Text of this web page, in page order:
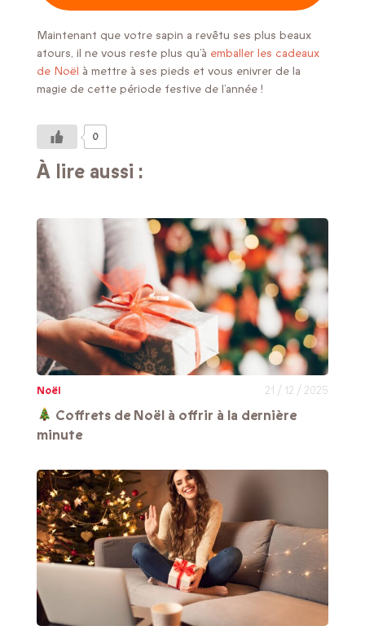
Maintenant que votre sapin a revêtu ses plus beaux
atours, il ne vous reste plus qu’à emballer les cadeaux
de Noël à mettre à ses pieds et vous enivrer de la
magie de cette période festive de l’année !
0
À lire aussi :
Noël 21 / 12 / 2025
Coffrets de Noël à offrir à la dernière
minute